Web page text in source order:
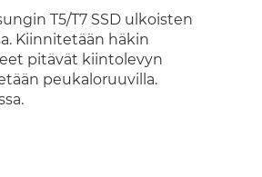
T5/T7 SSD ulkoisten
Kiinnitetään häkin
pitävät kiintolevyn
peukaloruuvilla.